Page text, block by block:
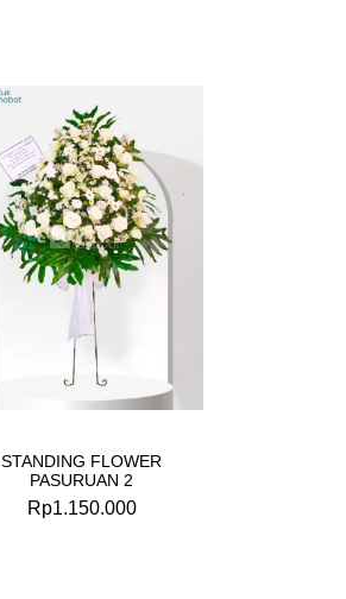
STANDING FLOWER
PASURUAN 2
Rp1.150.000